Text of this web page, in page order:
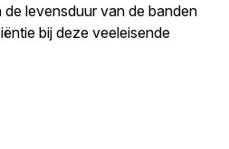
levensduur van de banden
bij deze veeleisende